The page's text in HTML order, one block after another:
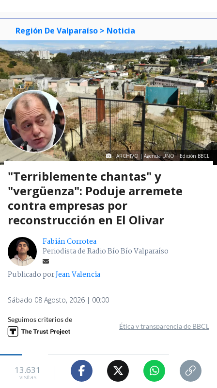
Región De Valparaíso > Noticia
ARCHIVO | Agencia UNO | Edición BBCL
"Terriblemente chantas" y
"vergüenza": Poduje arremete
contra empresas por
reconstrucción en El Olivar
Fabián Corrotea
Periodista de Radio Bío Bío Valparaíso
Publicado porJean Valencia
Sábado 08 Agosto, 2026 | 00:00
Seguimos criterios de
Ética y transparencia de BBCL
13.631
visitas